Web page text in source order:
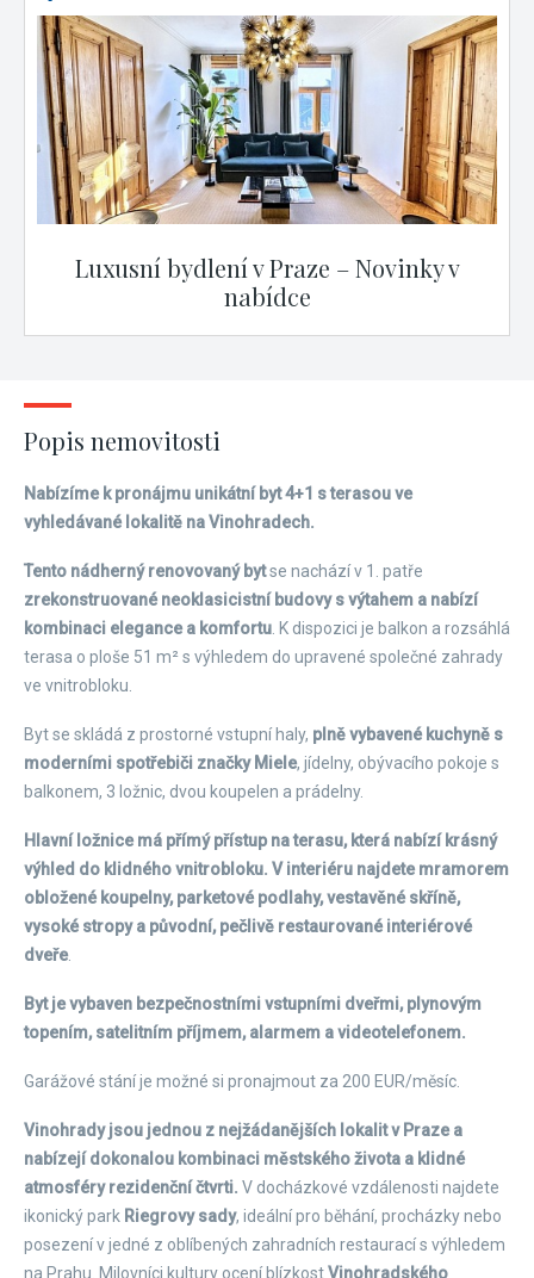
Luxusní bydlení v Praze – Novinky v
nabídce
Popis nemovitosti
Nabízíme k pronájmu unikátní byt 4+1 s terasou ve
vyhledávané lokalitě na Vinohradech.
Tento nádherný renovovaný bytse nachází v 1. patře
zrekonstruované neoklasicistní budovy s výtahem a nabízí
kombinaci elegance a komfortu . K dispozici je balkon a rozsáhlá
terasa o ploše 51 m² s výhledem do upravené společné zahrady
ve vnitrobloku.
Byt se skládá z prostorné vstupní haly, plně vybavené kuchyně s
moderními spotřebiči značky Miele, jídelny, obývacího pokoje s
balkonem, 3 ložnic, dvou koupelen a prádelny.
Hlavní ložnice má přímý přístup na terasu, která nabízí krásný
výhled do klidného vnitrobloku. V interiéru najdete mramorem
obložené koupelny, parketové podlahy, vestavěné skříně,
vysoké stropy a původní, pečlivě restaurované interiérové
dveře.
Byt je vybaven bezpečnostními vstupními dveřmi, plynovým
topením, satelitním příjmem, alarmem a videotelefonem.
Garážové stání je možné si pronajmout za 200 EUR/měsíc.
Vinohrady jsou jednou z nejžádanějších lokalit v Praze a
nabízejí dokonalou kombinaci městského života a klidné
atmosféry rezidenční čtvrti. V docházkové vzdálenosti najdete
ikonický park Riegrovy sady, ideální pro běhání, procházky nebo
posezení v jedné z oblíbených zahradních restaurací s výhledem
na Prahu. Milovníci kultury ocení blízkostVinohradského